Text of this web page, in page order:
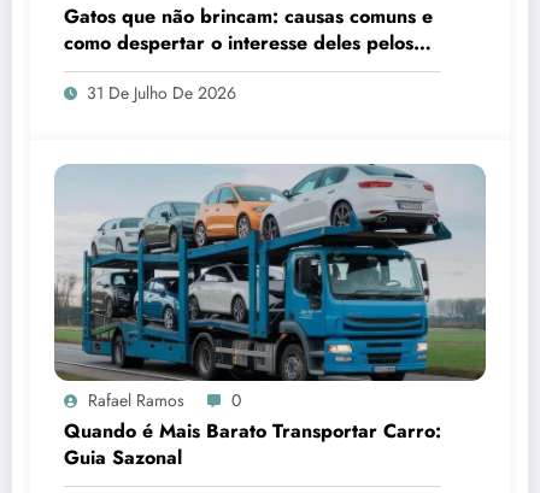
Gatos que não brincam: causas comuns e
como despertar o interesse deles pelos
brinquedos
31 De Julho De 2026
Rafael Ramos 0
Quando é Mais Barato Transportar Carro:
Guia Sazonal